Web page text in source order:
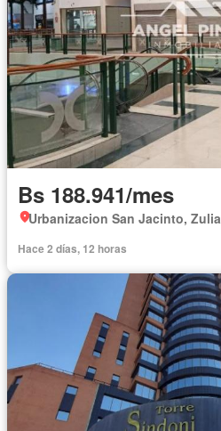
Bs 188.941/mes
Urbanizacion San Jacinto, Zulia
Hace 2 días, 12 horas